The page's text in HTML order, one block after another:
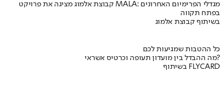
קבוצת אלמוג מציגה את פרויקט MALA: מגדלי הפרימיום האחרונים
בפתח תקווה
בשיתוף קבוצת אלמוג
כל ההטבות שמגיעות לכם
מה ההבדל בין מועדון תעופה וכרטיס אשראי?
בשיתוף FLYCARD